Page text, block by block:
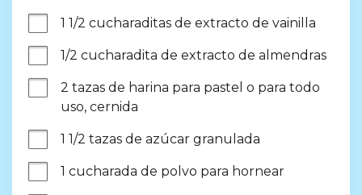
1 1/2 cucharaditas de extracto de vainilla
1/2 cucharadita de extracto de almendras
2 tazas de harina para pastel o para todo
uso, cernida
1 1/2 tazas de azúcar granulada
1 cucharada de polvo para hornear